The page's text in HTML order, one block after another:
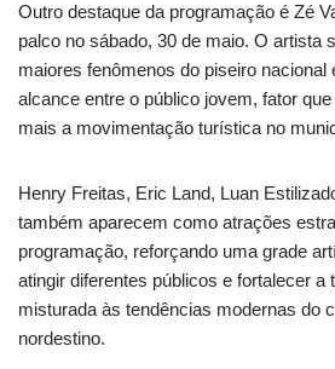
Outro destaque da programação é Zé
palco no sábado, 30 de maio. O artista
maiores fenômenos do piseiro nacional
alcance entre o público jovem, fator
mais a movimentação turística no
Henry Freitas, Eric Land, Luan
também aparecem como atrações
programação, reforçando uma grade
atingir diferentes públicos e fortalecer a
misturada às tendências modernas do
nordestino.